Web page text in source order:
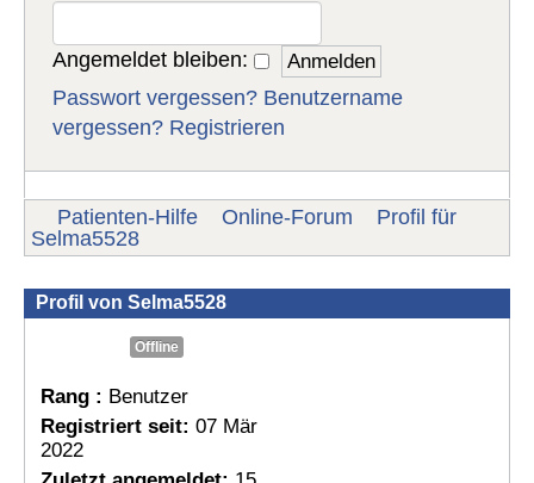
Angemeldet bleiben:
Passwort vergessen? Benutzername
vergessen? Registrieren
Patienten-Hilfe Online-Forum
Profil für
Selma5528
Profil von Selma5528
Offline
Rang : Benutzer
Registriert seit: 07 Mär
2022